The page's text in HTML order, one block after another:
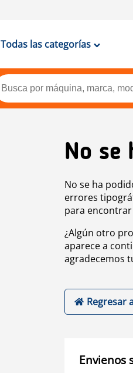
Todas las categorías
No se
No se ha
errores
para
¿Algún otro
aparece a
agradecemos
Regresar
Envienos